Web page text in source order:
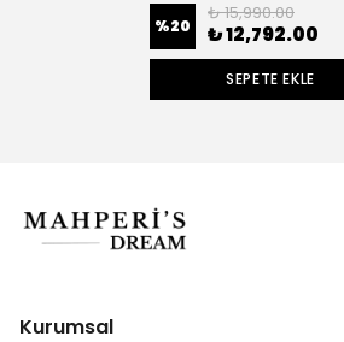
%20
₺ 15,990.00
₺ 12,792.00
SEPETE EKLE
Kurumsal